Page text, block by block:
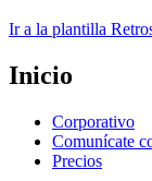
Ir a la plantilla
Inicio
Corporativo
Comunícate
Precios